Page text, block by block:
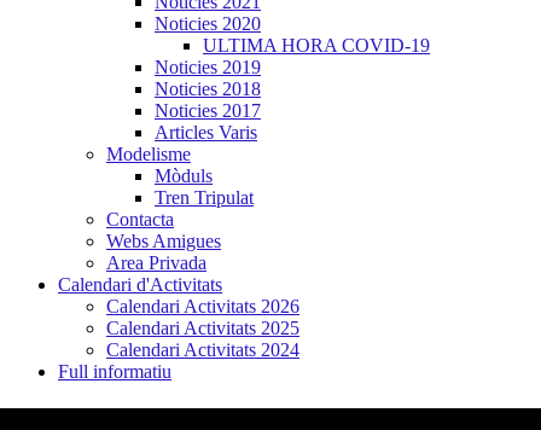
Noticies 2020
ULTIMA HORA COVID-19
Noticies 2019
Noticies 2018
Noticies 2017
Articles Varis
Modelisme
Mòduls
Tren Tripulat
Contacta
Webs Amigues
Area Privada
Calendari d'Activitats
Calendari Activitats 2026
Calendari Activitats 2025
Calendari Activitats 2024
Full informatiu